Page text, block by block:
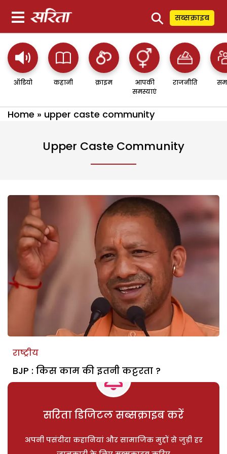
⚲ सब्सक्राइब
ऑडियो कहानी क्राइम
आपकी
समस्याएं
राजनीति
Home » upper caste community
Upper Caste Community
राष्ट्रीय
BJP : किस काम की इतनी कट्टरता ?
सरिता डिजिटल सब्सक्राइब करें
अपनी पसंदीदा कहानियां और सामाजिक मुद्दों से जुड़ी हर